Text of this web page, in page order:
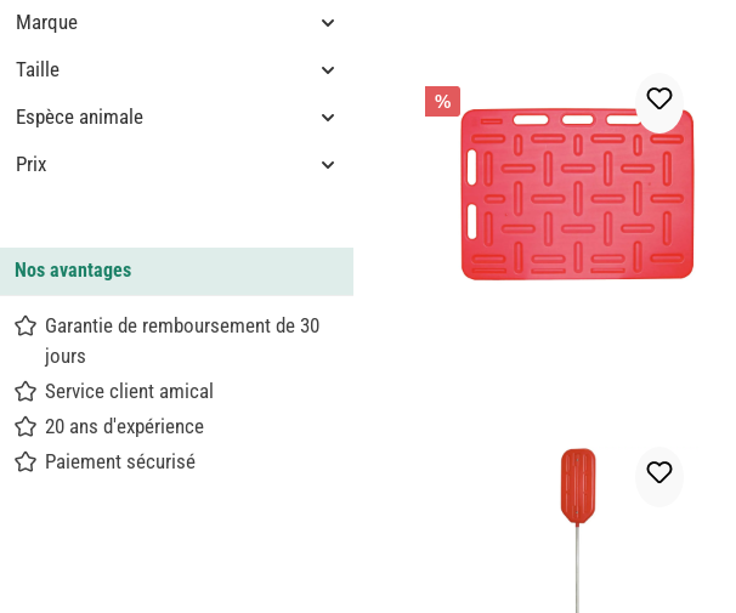
Marque
Taille
Espèce animale
Prix
Nos avantages
Garantie de remboursement de 30
jours
Service client amical
20 ans d'expérience
Paiement sécurisé
%